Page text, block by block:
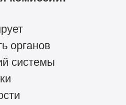
органов
системы